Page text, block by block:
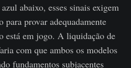
abaixo, esses sinais exigem
para provar adequadamente
está em jogo. A liquidação de
com que ambos os modelos
fundamentos subjacentes